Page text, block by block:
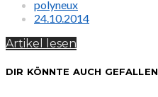
polyneux
24.10.2014
Artikel lesen
DIR KÖNNTE AUCH GEFALLEN